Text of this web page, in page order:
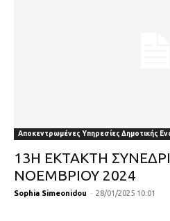
Αποκεντρωμένες Υπηρεσίες Δημοτικής
13Η ΕΚΤΑΚΤΗ
ΝΟΕΜΒΡΙΟΥ 2024
Sophia Simeonidou - 28/01/2025 10:01